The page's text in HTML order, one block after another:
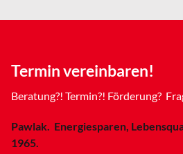
Termin vereinbaren!
Beratung?! Termin?! Förderung?
Pawlak. Energiesparen,
1965.